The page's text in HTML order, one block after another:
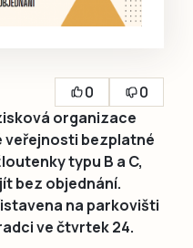
0
0
organizace
veřejnosti bezplatné
typu B a C,
bez objednání.
na parkovišti
ve čtvrtek 24.